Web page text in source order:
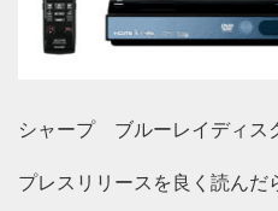
シャープ ブルーレイディス
プレスリリースを良く読んだ